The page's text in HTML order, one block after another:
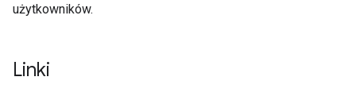
użytkowników.
Linki